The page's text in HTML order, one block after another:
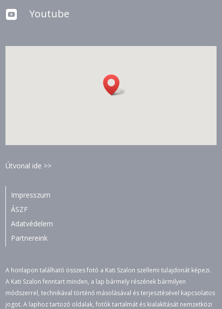
 Youtube
Útvonal ide >>
Impresszum
ÁSZF
Adatvédelem
Partnereink
A honlapon található összes fotó a Kati Szalon szellemi tulajdonát képezi.
A Kati Szalon fenntart minden, a lap bármely részének bármilyen
módszerrel, technikával történő másolásával és terjesztésével kapcsolatos
jogot. A laphoz tartozó oldalak, fotók tartalmát és kialakítását nemzetközi